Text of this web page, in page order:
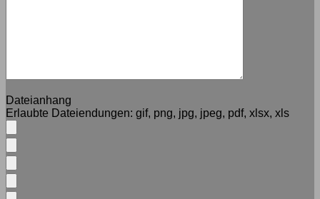
Dateianhang
Erlaubte Dateiendungen: gif, png, jpg, jpeg, pdf, xlsx, xls